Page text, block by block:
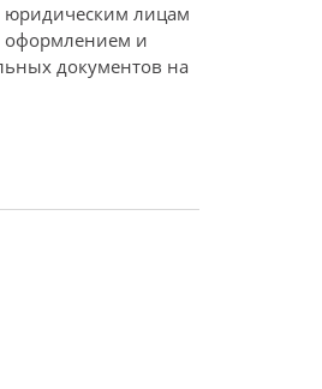
лицам
оформлением и
документов на